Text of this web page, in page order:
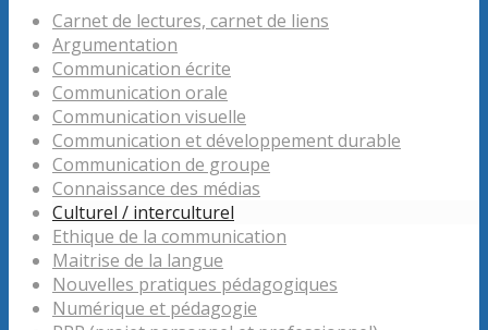
Carnet de lectures, carnet de liens
Argumentation
Communication écrite
Communication orale
Communication visuelle
Communication et développement durable
Communication de groupe
Connaissance des médias
Culturel / interculturel
Ethique de la communication
Maitrise de la langue
Nouvelles pratiques pédagogiques
Numérique et pédagogie